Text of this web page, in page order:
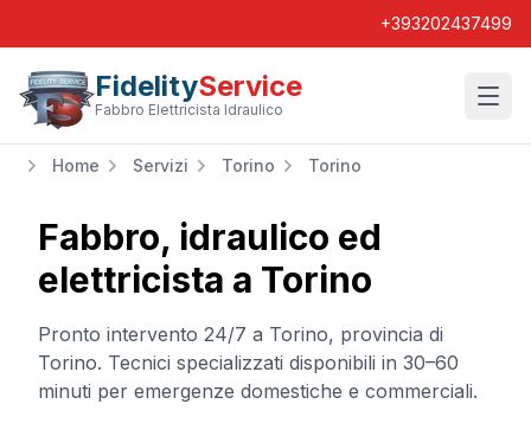
+393202437499
FidelityService
Fabbro Elettricista Idraulico
Home Servizi Torino Torino
Fabbro, idraulico ed
elettricista a Torino
Pronto intervento 24/7 a Torino, provincia di
Torino. Tecnici specializzati disponibili in 30–60
minuti per emergenze domestiche e commerciali.